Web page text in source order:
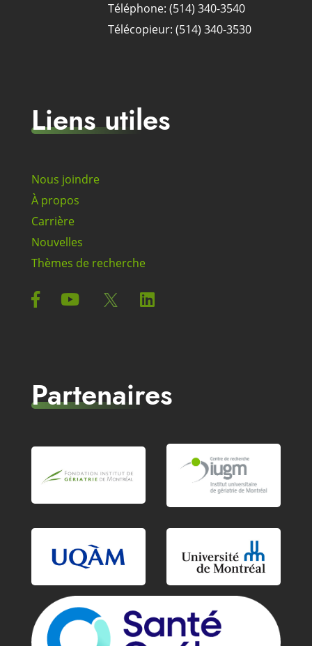
Téléphone: (514) 340-3540
Télécopieur: (514) 340-3530
Liens utiles
Nous joindre
À propos
Carrière
Nouvelles
Thèmes de recherche
Partenaires